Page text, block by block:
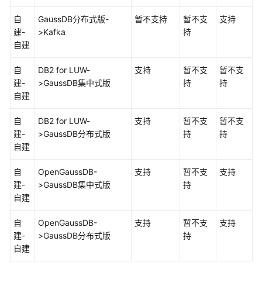
射）
同
步
导
同
步
数
自
建-
自建
GaussDB分布式版-
>Kafka
暂不支持
暂不支
持
支持
自
建-
自建
DB2 for LUW-
>GaussDB集中式版
支持
暂不支
持
暂不支
持
自
建-
自建
DB2 for LUW-
>GaussDB分布式版
支持
暂不支
持
暂不支
持
自
建-
自建
OpenGaussDB-
>GaussDB集中式版
支持
暂不支
持
支持
自
建-
自建
OpenGaussDB-
>GaussDB分布式版
支持
暂不支
持
支持